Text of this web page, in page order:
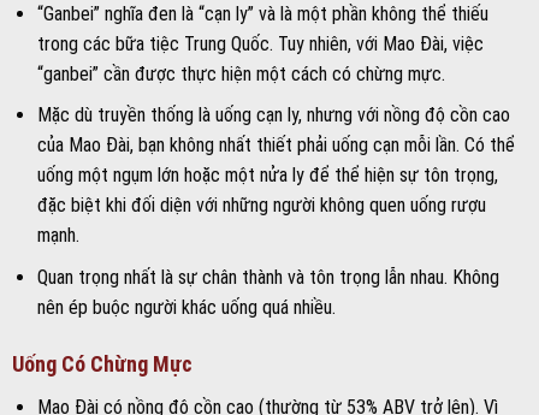
“Ganbei” nghĩa đen là “cạn ly” và là một phần không thể thiếu
trong các bữa tiệc Trung Quốc. Tuy nhiên, với Mao Đài, việc
“ganbei” cần được thực hiện một cách có chừng mực.
Mặc dù truyền thống là uống cạn ly, nhưng với nồng độ cồn cao
của Mao Đài, bạn không nhất thiết phải uống cạn mỗi lần. Có thể
uống một ngụm lớn hoặc một nửa ly để thể hiện sự tôn trọng,
đặc biệt khi đối diện với những người không quen uống rượu
mạnh.
Quan trọng nhất là sự chân thành và tôn trọng lẫn nhau. Không
nên ép buộc người khác uống quá nhiều.
Uống Có Chừng Mực
Mao Đài có nồng độ cồn cao (thường từ 53% ABV trở lên). Vì